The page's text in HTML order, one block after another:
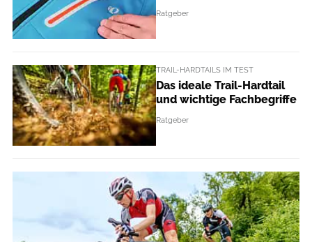
Ratgeber
TRAIL-HARDTAILS IM TEST
Das ideale Trail-Hardtail
und wichtige Fachbegriffe
Ratgeber